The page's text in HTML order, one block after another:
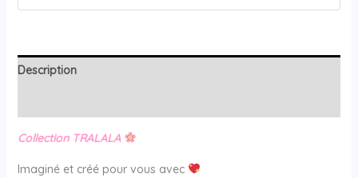
Description
Collection TRALALA
Imaginé et créé pour vous avec